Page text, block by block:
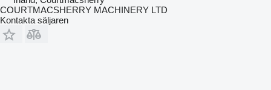
COURTMACSHERRY MACHINERY LTD
Kontakta säljaren